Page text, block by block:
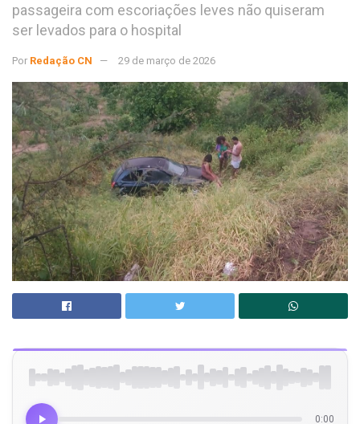
passageira com escoriações leves não quiseram
ser levados para o hospital
Por Redação CN 29 de março de 2026
0:00